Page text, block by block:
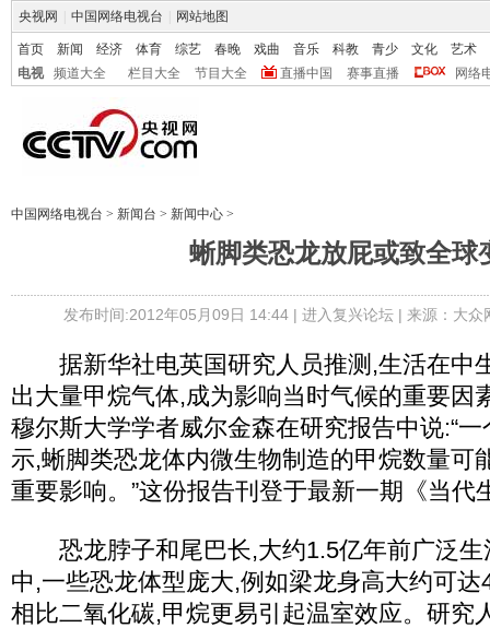
央视网 中国网络电视台 网站地图
首页 新闻 经济 体育 综艺 春晚 戏曲 音乐 科教 青少 文化
艺术
电视
频道大全 栏目大全 节目大全 直播中国 赛事直播 网络
中国网络电视台 > 新闻台 > 新闻中心 >
蜥脚类恐龙放屁或致全球
发布时间:2012年05月09日 14:44 | 进入复兴论坛 | 来源：大
据新华社电英国研究人员推测,生活在中
出大量甲烷气体,成为影响当时气候的重要因
穆尔斯大学学者威尔金森在研究报告中说:“
示,蜥脚类恐龙体内微生物制造的甲烷数量可
重要影响。”这份报告刊登于最新一期《当代
恐龙脖子和尾巴长,大约1.5亿年前广泛生
中,一些恐龙体型庞大,例如梁龙身高大约可
相比二氧化碳,甲烷更易引起温室效应。研究